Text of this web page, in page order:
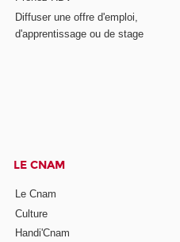
Diffuser une offre d'emploi,
d'apprentissage ou de stage
LE CNAM
Le Cnam
Culture
Handi'Cnam